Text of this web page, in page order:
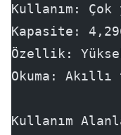
Kullanım:
Kapasite:
Özellik:
Okuma:
Kullanım